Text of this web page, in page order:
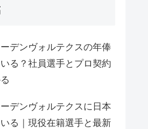
デンヴォルテクスの年俸
る？社員選手とプロ契約
デンヴォルテクスに日本
る｜現役在籍選手と最新